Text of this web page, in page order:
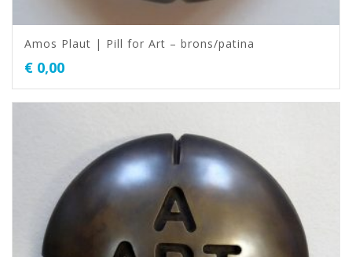
Amos Plaut | Pill for Art – brons/patina
€ 0,00